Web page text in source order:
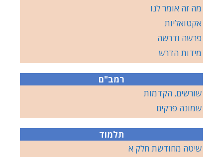
מה זה אומר לנו
אקטואליות
פרשה ודרשה
מידות הדרש
רמב"ם
שורשים, הקדמות
שמונה פרקים
תלמוד
שיטה מחודשת חלק א